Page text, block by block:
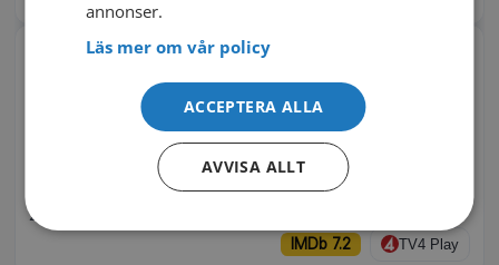
Morden i Marlow
När en våg av mystiska mord drabbar det lilla
samhället Marlow kavlar den omaka trion Judith,
Suzie och Becks upp ärmarna för att ta sig an
fallen. Brittisk kriminalserie.
2026
IMDb 7.2 TV4 Play
annonser.
Läs mer om vår policy
ACCEPTERA ALLA
AVVISA ALLT